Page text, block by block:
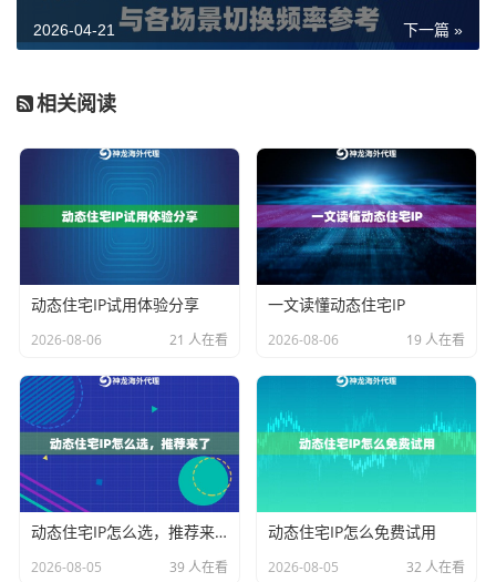
1. 数据采集与市场洞察
价格、抓取公开的行业数据，还是进行大规模的市场调
别并封锁。使用神龙海外动态IP，你可以从全球不同地
区的住宅或数据中心IP发起请求，模拟真实用户的浏览
行为，无限提取代理IP数量 意味着你可以持续、稳定地
收集信息，深入了解市场变动，为企业决策提供坚实的
2. 搜索引擎优化（SEO）与效果验证
搜索引擎排名。使用代理IP，你可以用
拟从洛杉矶、伦敦或东京等地进行搜索，查看自己网站
的本地排名，分析竞争对手的优化策略。这能帮助你获
取更真实的搜索结果数据，从而制定更有效的SEO策
略。
下一篇 »
2026-04-21
相关阅读
动态住宅IP试用体验分享
2026-08-06 21 人在看
一文读懂动态住宅IP
2026-08-06 19 人在看
动态住宅IP怎么选，推荐来了
2026-08-05 39 人在看
动态住宅IP怎么免费试用
2026-08-05 32 人在看